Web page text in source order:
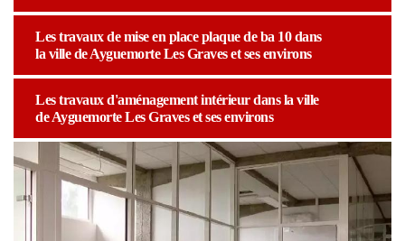
Les travaux de mise en place plaque de ba 10 dans
la ville de Ayguemorte Les Graves et ses environs
Les travaux d'aménagement intérieur dans la ville
de Ayguemorte Les Graves et ses environs